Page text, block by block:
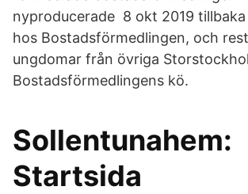
nyproducerade 8 okt 2019
hos Bostadsförmedlingen, och
ungdomar från övriga
Bostadsförmedlingens kö.
Sollentunahem:
Startsida